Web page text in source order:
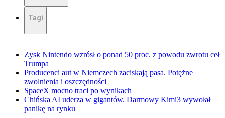
Tagi
Zysk Nintendo wzrósł o ponad 50 proc. z powodu zwrotu ceł
Trumpa
Producenci aut w Niemczech zaciskają pasa. Potężne
zwolnienia i oszczędności
SpaceX mocno traci po wynikach
Chińska AI uderza w gigantów. Darmowy Kimi3 wywołał
panikę na rynku